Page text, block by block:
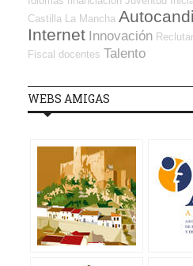
Castilla La Mancha
Internet Innovación
Fiscal docentes Talento
WEBS AMIGAS